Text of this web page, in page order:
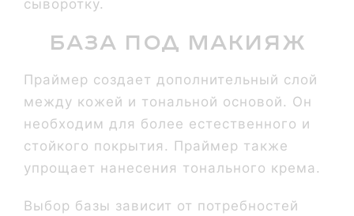
сыворотку.
База под макияж
Праймер создает дополнительный слой
между кожей и тональной основой. Он
необходим для более естественного и
стойкого покрытия. Праймер также
упрощает нанесения тонального крема.
Выбор базы зависит от потребностей